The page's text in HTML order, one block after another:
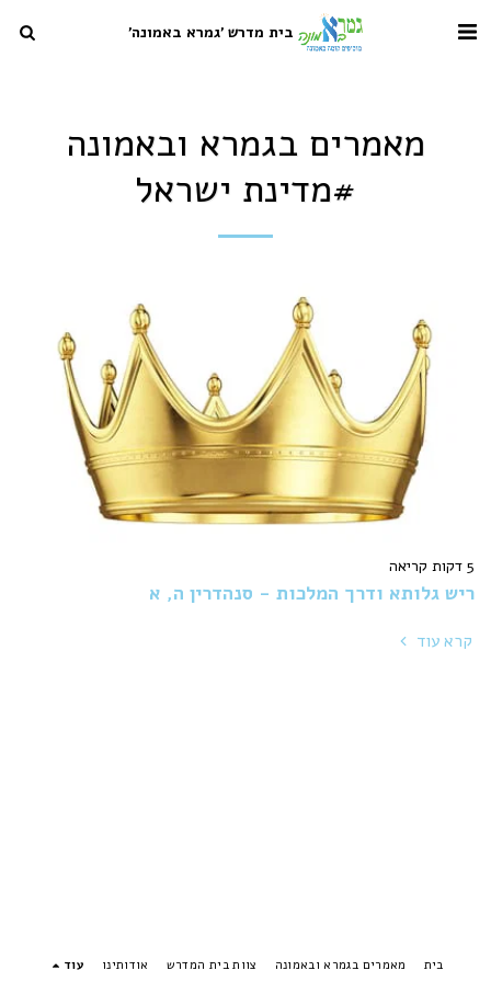
בית מדרש 'גמרא באמונה'
מאמרים בגמרא ובאמונה
#מדינת ישראל
5 דקות קריאה
ריש גלותא ודרך המלכות - סנהדרין ה, א
קרא עוד
בית מאמרים בגמרא ובאמונה צוות בית המדרש אודותינו עוד